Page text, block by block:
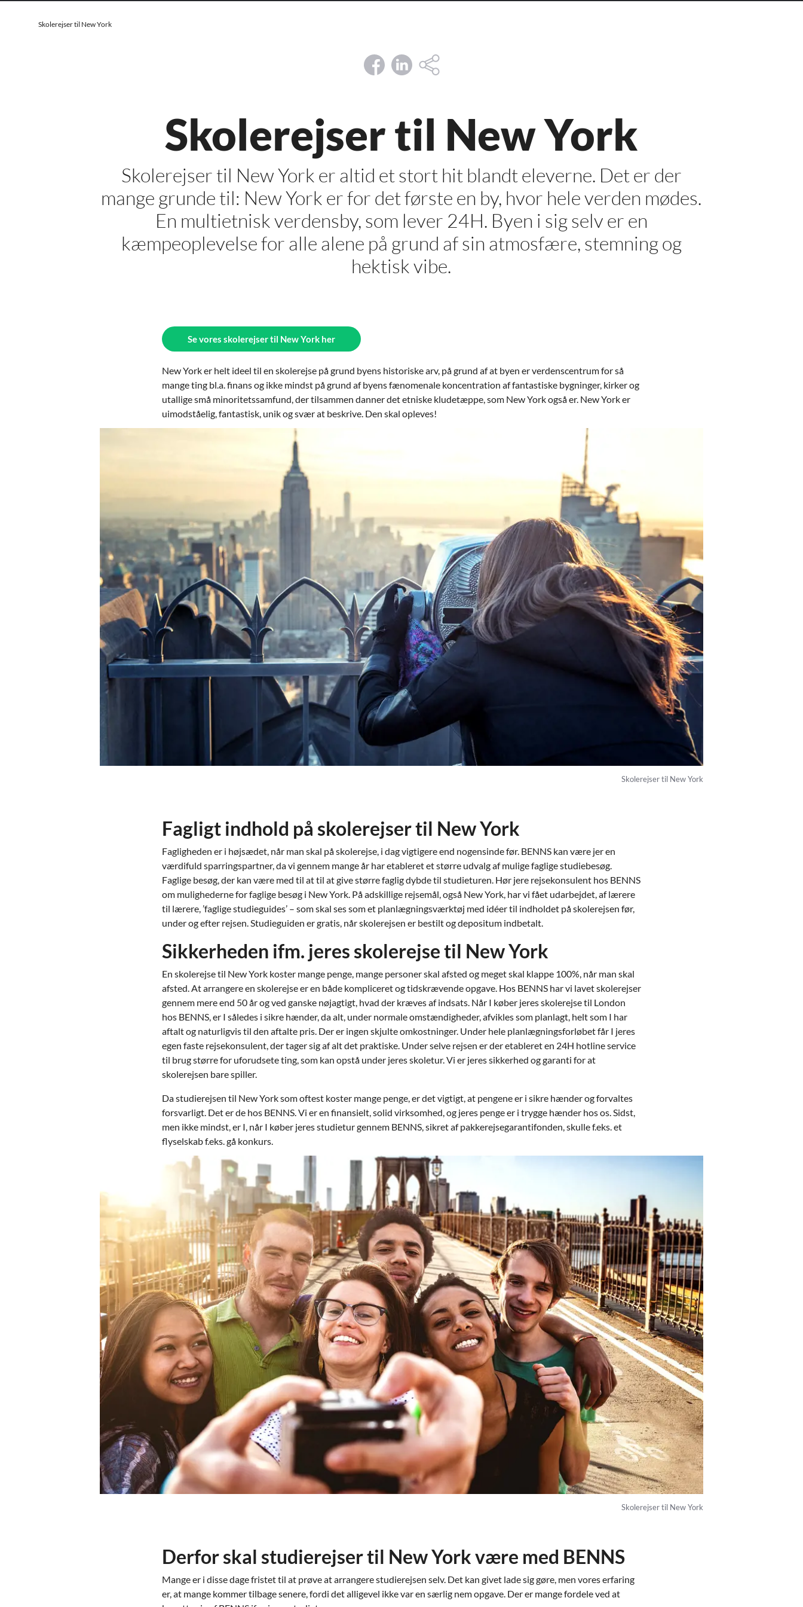
Skolerejser til New York
Skolerejser til New York
Skolerejser til New York er altid et stort hit blandt eleverne. Det er der
mange grunde til: New York er for det første en by, hvor hele verden mødes.
En multietnisk verdensby, som lever 24H. Byen i sig selv er en
kæmpeoplevelse for alle alene på grund af sin atmosfære, stemning og
hektisk vibe.
Se vores skolerejser til New York her
New York er helt ideel til en skolerejse på grund byens historiske arv, på grund af at byen er verdenscentrum for så
mange ting bl.a. finans og ikke mindst på grund af byens fænomenale koncentration af fantastiske bygninger, kirker og
utallige små minoritetssamfund, der tilsammen danner det etniske kludetæppe, som New York også er. New York er
uimodståelig, fantastisk, unik og svær at beskrive. Den skal opleves!
Skolerejser til New York
Fagligt indhold på skolerejser til New York
Fagligheden er i højsædet, når man skal på skolerejse, i dag vigtigere end nogensinde før. BENNS kan være jer en
værdifuld sparringspartner, da vi gennem mange år har etableret et større udvalg af mulige faglige studiebesøg.
Faglige besøg, der kan være med til at til at give større faglig dybde til studieturen. Hør jere rejsekonsulent hos BENNS
om mulighederne for faglige besøg i New York. På adskillige rejsemål, også New York, har vi fået udarbejdet, af lærere
til lærere, ’faglige studieguides’ – som skal ses som et planlægningsværktøj med idéer til indholdet på skolerejsen før,
under og efter rejsen. Studieguiden er gratis, når skolerejsen er bestilt og depositum indbetalt.
Sikkerheden ifm. jeres skolerejse til New York
En skolerejse til New York koster mange penge, mange personer skal afsted og meget skal klappe 100%, når man skal
afsted. At arrangere en skolerejse er en både kompliceret og tidskrævende opgave. Hos BENNS har vi lavet skolerejser
gennem mere end 50 år og ved ganske nøjagtigt, hvad der kræves af indsats. Når I køber jeres skolerejse til London
hos BENNS, er I således i sikre hænder, da alt, under normale omstændigheder, afvikles som planlagt, helt som I har
aftalt og naturligvis til den aftalte pris. Der er ingen skjulte omkostninger. Under hele planlægningsforløbet får I jeres
egen faste rejsekonsulent, der tager sig af alt det praktiske. Under selve rejsen er der etableret en 24H hotline service
til brug større for uforudsete ting, som kan opstå under jeres skoletur. Vi er jeres sikkerhed og garanti for at
skolerejsen bare spiller.
Da studierejsen til New York som oftest koster mange penge, er det vigtigt, at pengene er i sikre hænder og forvaltes
forsvarligt. Det er de hos BENNS. Vi er en finansielt, solid virksomhed, og jeres penge er i trygge hænder hos os. Sidst,
men ikke mindst, er I, når I køber jeres studietur gennem BENNS, sikret af pakkerejsegarantifonden, skulle f.eks. et
flyselskab f.eks. gå konkurs.
Skolerejser til New York
Derfor skal studierejser til New York være med BENNS
Mange er i disse dage fristet til at prøve at arrangere studierejsen selv. Det kan givet lade sig gøre, men vores erfaring
er, at mange kommer tilbage senere, fordi det alligevel ikke var en særlig nem opgave. Der er mange fordele ved at